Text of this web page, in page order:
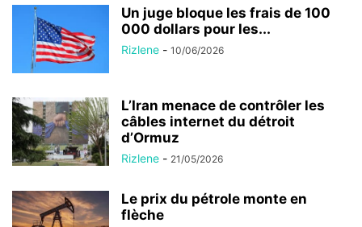
Un juge bloque les frais de 100
000 dollars pour les...
Rizlene - 10/06/2026
L’Iran menace de contrôler les
câbles internet du détroit
d’Ormuz
Rizlene - 21/05/2026
Le prix du pétrole monte en
flèche